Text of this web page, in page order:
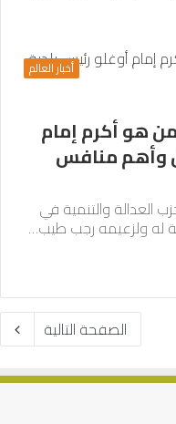
أخبار العالم
من هو أكرم إمام
وأهم منافس
العدالة والتنمية في
له ولزعيمه رجب طيب…
الصفحة التالية